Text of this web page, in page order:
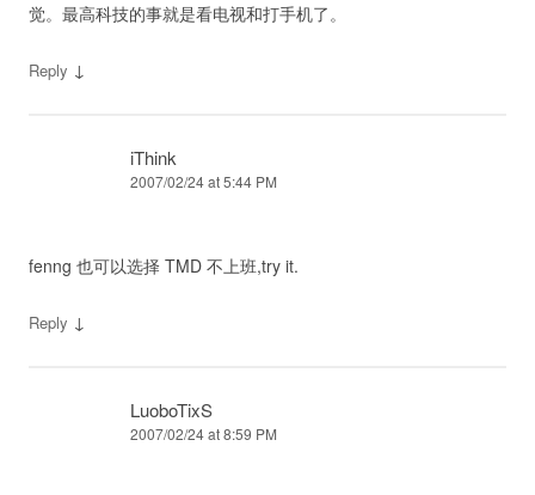
觉。最高科技的事就是看电视和打手机了。
Reply ↓
iThink
2007/02/24 at 5:44 PM
fenng 也可以选择 TMD 不上班,try it.
Reply ↓
LuoboTixS
2007/02/24 at 8:59 PM